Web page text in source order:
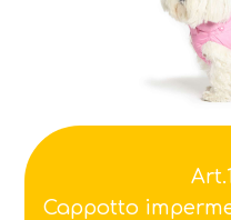
Cappotto